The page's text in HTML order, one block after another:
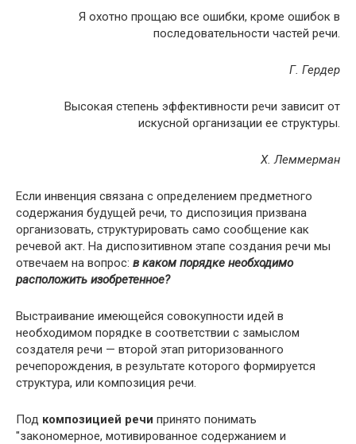
Я охотно прощаю все ошибки, кроме ошибок в
последовательности частей речи.
Г. Гердер
Высокая степень эффективности речи зависит от
искусной организации ее структуры.
Х. Леммерман
Если инвенция связана с определением предметного
содержания будущей речи, то диспозиция призвана
организовать, структурировать само сообщение как
речевой акт. На диспозитивном этапе создания речи мы
отвечаем на вопрос: в каком порядке необходимо
расположить изобретенное?
Выстраивание имеющейся совокупности идей в
необходимом порядке в соответствии с замыслом
создателя речи — второй этап риторизованного
речепорождения, в результате которого формируется
структура, или композиция речи.
Под композицией речи принято понимать
"закономерное, мотивированное содержанием и